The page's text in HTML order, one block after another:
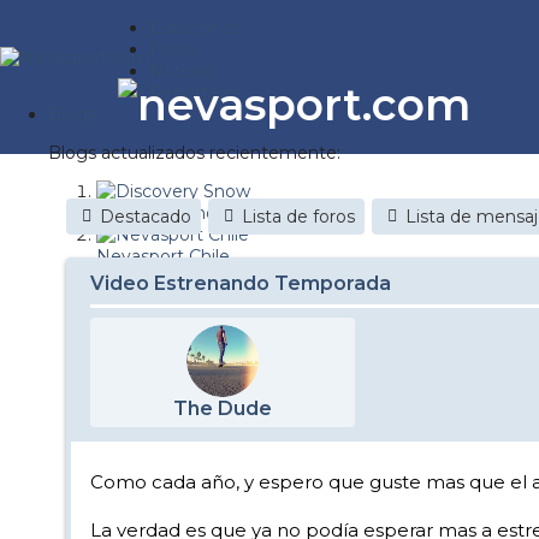
Reportajes
Blogs actualizados recientemente:
Discovery Snow
Nevasport Chile
Esquiaryviajar.com
nevasport blog
Diario de un friki
Destacado Lista de foros Lista de
Video Estrenando Temporada
The Dude
Como cada año, y espero que guste mas que el
La verdad es que ya no podía esperar mas a